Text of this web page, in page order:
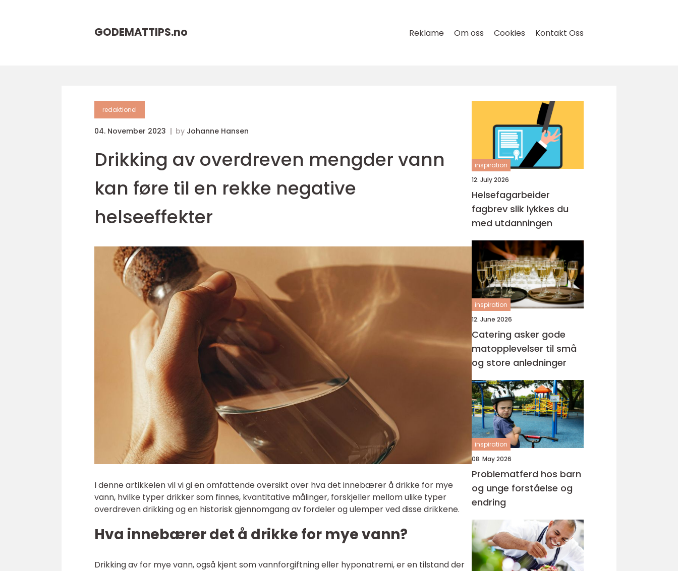
GODEMATTIPS.no Reklame Om oss Cookies Kontakt Oss
redaktionel
04. November 2023 by Johanne Hansen
Drikking av overdreven mengder vann
kan føre til en rekke negative
helseeffekter
I denne artikkelen vil vi gi en omfattende oversikt over hva det innebærer å drikke for mye
vann, hvilke typer drikker som finnes, kvantitative målinger, forskjeller mellom ulike typer
overdreven drikking og en historisk gjennomgang av fordeler og ulemper ved disse drikkene.
Hva innebærer det å drikke for mye vann?
Drikking av for mye vann, også kjent som vannforgiftning eller hyponatremi, er en tilstand der
inspiration
12. July 2026
Helsefagarbeider
fagbrev slik lykkes du
med utdanningen
inspiration
12. June 2026
Catering asker gode
matopplevelser til små
og store anledninger
inspiration
08. May 2026
Problematferd hos barn
og unge forståelse og
endring